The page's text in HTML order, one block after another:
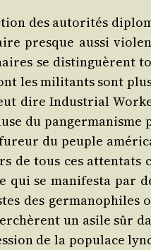
des auto­ri­tés
presque aus­si
se dis­tin­guèrent
les mili­tants sont
dire Indus­trial
du pan­ger­ma­nisme
du peuple
de tous ces atten­tats
qui se mani­fes­ta par
des ger­ma­no­philes
un asile sûr
de la popu­lace